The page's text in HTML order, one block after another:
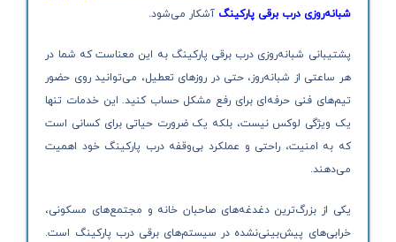
شبانه‌روزی درب برقی پارکینگ آشکار می‌شود.
پشتیبانی شبانه‌روزی درب برقی پارکینگ به این معناست که شما در
هر ساعتی از شبانه‌روز، حتی در روزهای تعطیل، می‌توانید روی حضور
تیم‌های فنی حرفه‌ای برای رفع مشکل حساب کنید. این خدمات تنها
یک ویژگی لوکس نیست، بلکه یک ضرورت حیاتی برای کسانی است
که به امنیت، راحتی و عملکرد بی‌وقفه درب پارکینگ خود اهمیت
می‌دهند.
یکی از بزرگ‌ترین دغدغه‌های صاحبان خانه و مجتمع‌های مسکونی،
خرابی‌های پیش‌بینی‌نشده در سیستم‌های برقی درب پارکینگ است.